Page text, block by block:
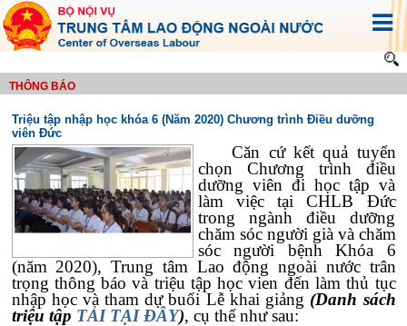
THÔNG BÁO
Triệu tập nhập học khóa 6 (Năm 2020) Chương trình Điều dưỡng
viên Đức
Căn cứ kết quả tuyển
chọn Chương trình điều
dưỡng viên đi học tập và
làm việc tại CHLB Đức
trong ngành điều dưỡng
chăm sóc người già và chăm
sóc người bệnh Khóa 6
(năm 2020), Trung tâm Lao động ngoài nước trân
trọng thông báo và triệu tập học vien đến làm thủ tục
nhập học và tham dự buổi Lễ khai giảng (Danh sách
triệu tập TẢI TẠI ĐÂY), cụ thể như sau: